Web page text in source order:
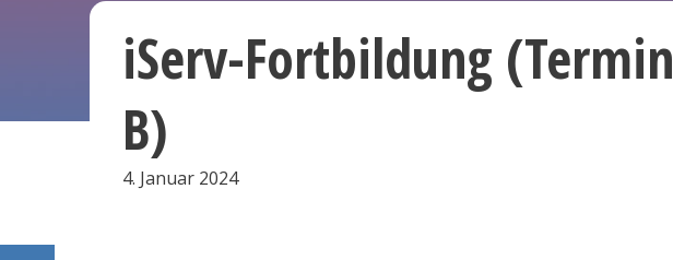
iServ-Fortbildung (Termin
B)
4. Januar 2024